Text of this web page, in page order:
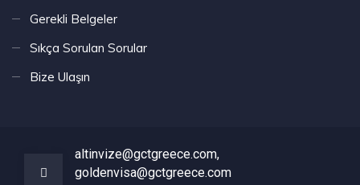
Gerekli Belgeler
Sıkça Sorulan Sorular
Bize Ulaşın
altinvize@gctgreece.com,
goldenvisa@gctgreece.com